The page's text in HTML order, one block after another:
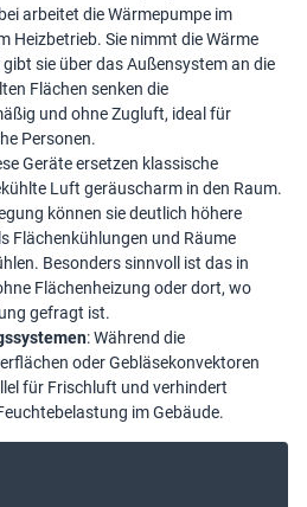
arbeitet die Wärmepumpe im
Heizbetrieb. Sie nimmt die Wärme
sie über das Außensystem an die
Flächen senken die
und ohne Zugluft, ideal für
Personen.
Geräte ersetzen klassische
Luft geräuscharm in den Raum.
können sie deutlich höhere
Flächenkühlungen und Räume
Besonders sinnvoll ist das in
Flächenheizung oder dort, wo
gefragt ist.
: Während die
oder Gebläsekonvektoren
für Frischluft und verhindert
im Gebäude.